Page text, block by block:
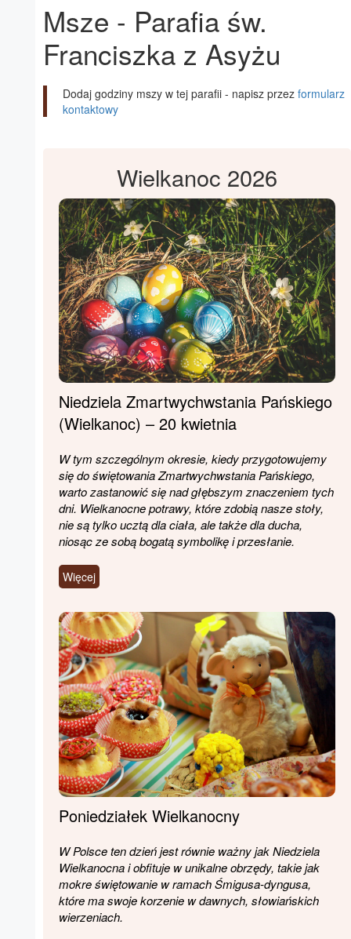
Msze - Parafia św.
Franciszka z Asyżu
Dodaj godziny mszy w tej parafii - napisz przez formularz
kontaktowy
Wielkanoc 2026
Niedziela Zmartwychwstania Pańskiego
(Wielkanoc) – 20 kwietnia
W tym szczególnym okresie, kiedy przygotowujemy
się do świętowania Zmartwychwstania Pańskiego,
warto zastanowić się nad głębszym znaczeniem tych
dni. Wielkanocne potrawy, które zdobią nasze stoły,
nie są tylko ucztą dla ciała, ale także dla ducha,
niosąc ze sobą bogatą symbolikę i przesłanie.
Więcej
Poniedziałek Wielkanocny
W Polsce ten dzień jest równie ważny jak Niedziela
Wielkanocna i obfituje w unikalne obrzędy, takie jak
mokre świętowanie w ramach Śmigusa-dyngusa,
które ma swoje korzenie w dawnych, słowiańskich
wierzeniach.